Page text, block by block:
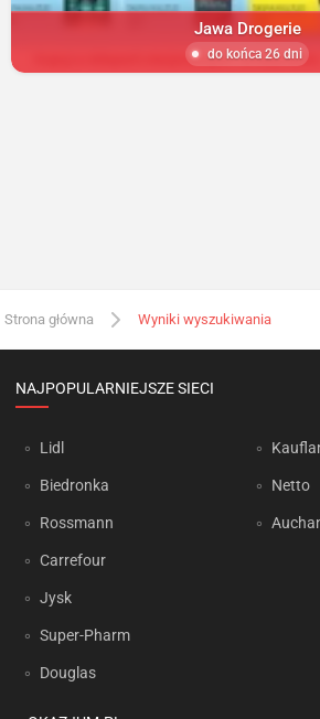
Jawa Drogerie
do końca 26 dni
Strona główna Wyniki wyszukiwania
NAJPOPULARNIEJSZE SIECI
Lidl
Biedronka
Rossmann
Carrefour
Jysk
Super-Pharm
Douglas
Netto